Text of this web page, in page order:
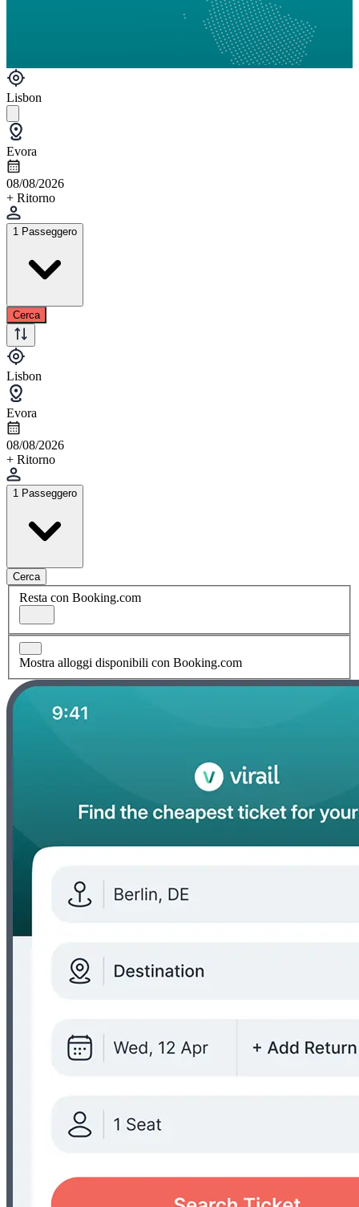
Lisbon
Evora
08/08/2026
+ Ritorno
1 Passeggero
Cerca
Lisbon
Evora
08/08/2026
+ Ritorno
1 Passeggero
Cerca
Resta con Booking.com
Mostra alloggi disponibili con Booking.com